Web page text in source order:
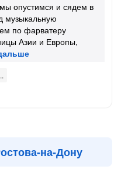
опустимся и сядем в
музыкальную
по фарватеру
Азии и Европы,
на-Дону